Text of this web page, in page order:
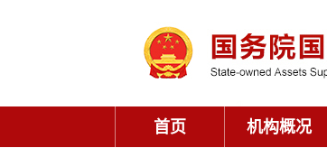
首页 机构概况